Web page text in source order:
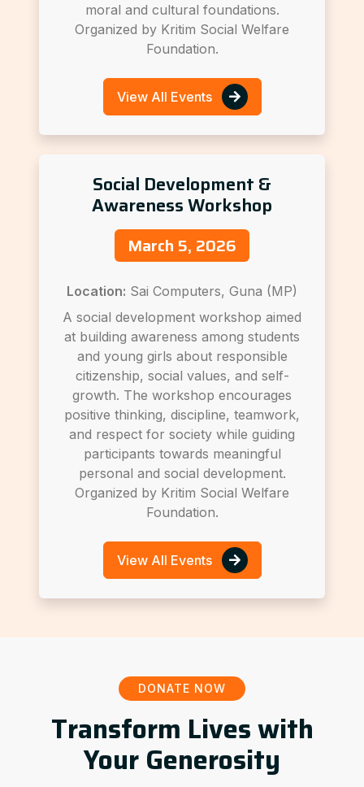
moral and cultural foundations.
Organized by Kritim Social Welfare
Foundation.
View All Events
Social Development &
Awareness Workshop
March 5, 2026
Location: Sai Computers, Guna (MP)
A social development workshop aimed
at building awareness among students
and young girls about responsible
citizenship, social values, and self-
growth. The workshop encourages
positive thinking, discipline, teamwork,
and respect for society while guiding
participants towards meaningful
personal and social development.
Organized by Kritim Social Welfare
Foundation.
View All Events
DONATE NOW
Transform Lives with
Your Generosity